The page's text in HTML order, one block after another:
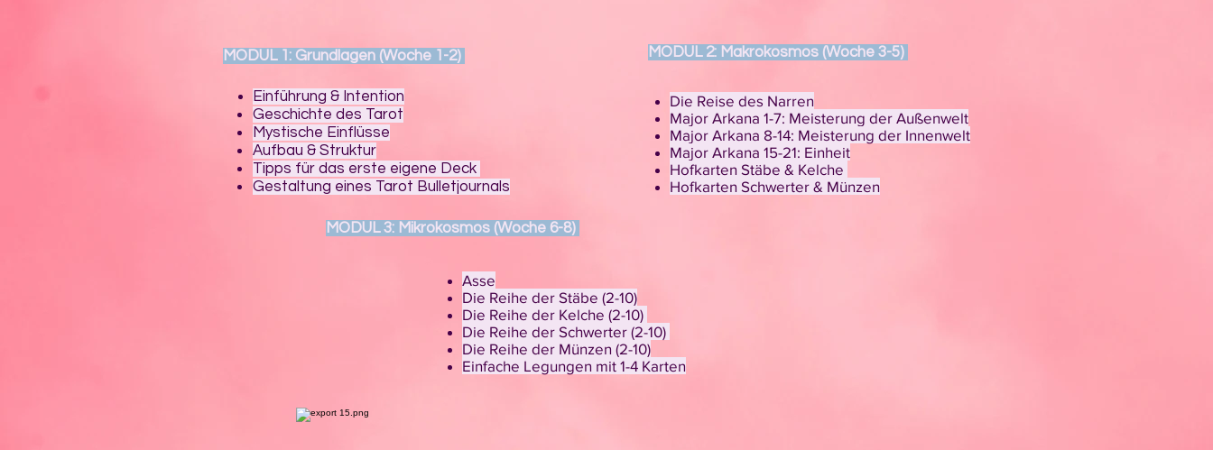
MODUL 1: Grundlagen (Woche 1-2) MODUL 2: Makrokosmos (Woche 3-5)
Einführung & Intention
Geschichte des Tarot
Mystische Einflüsse
Aufbau & Struktur
Tipps für das erste eigene Deck
Gestaltung eines Tarot Bulletjournals
Die Reise des Narren
Major Arkana 1-7: Meisterung der Außenwelt
Major Arkana 8-14: Meisterung der Innenwelt
Major Arkana 15-21: Einheit
Hofkarten Stäbe & Kelche
Hofkarten Schwerter & Münzen
MODUL 3: Mikrokosmos (Woche 6-8)
Asse
Die Reihe der Stäbe (2-10)
Die Reihe der Kelche (2-10)
Die Reihe der Schwerter (2-10)
Die Reihe der Münzen (2-10)
Einfache Legungen mit 1-4 Karten